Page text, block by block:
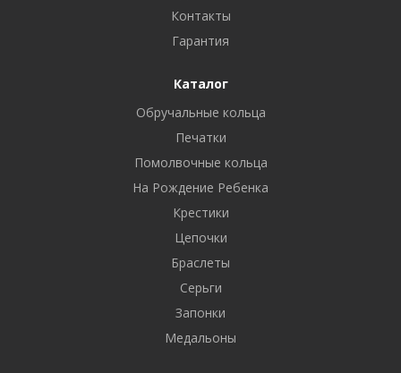
Контакты
Гарантия
Каталог
Обручальные кольца
Печатки
Помолвочные кольца
На Рождение Ребенка
Крестики
Цепочки
Браслеты
Серьги
Запонки
Медальоны